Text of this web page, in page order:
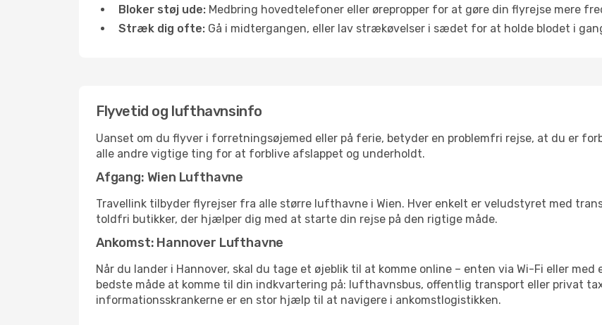
Bloker støj ude: Medbring hovedtelefoner eller ørepropper for at gøre din flyrejse mere
Stræk dig ofte: Gå i midtergangen, eller lav strækøvelser i sædet for at holde blodet i
Flyvetid og lufthavnsinfo
Uanset om du flyver i forretningsøjemed eller på ferie, betyder en problemfri rejse, at du er
alle andre vigtige ting for at forblive afslappet og underholdt.
Afgang: Wien Lufthavne
Travellink tilbyder flyrejser fra alle større lufthavne i Wien. Hver enkelt er veludstyret med
toldfri butikker, der hjælper dig med at starte din rejse på den rigtige måde.
Ankomst: Hannover Lufthavne
Når du lander i Hannover, skal du tage et øjeblik til at komme online – enten via Wi-Fi eller
bedste måde at komme til din indkvartering på: lufthavnsbus, offentlig transport eller privat
informationsskrankerne er en stor hjælp til at navigere i ankomstlogistikken.